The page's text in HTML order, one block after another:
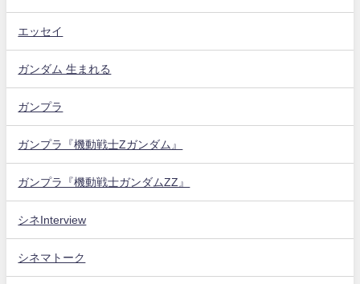
エッセイ
ガンダム 生まれる
ガンプラ
ガンプラ『機動戦士Zガンダム』
ガンプラ『機動戦士ガンダムZZ』
シネInterview
シネマトーク